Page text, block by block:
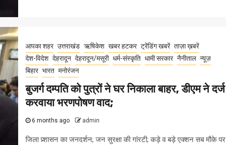
आपका शहर उत्तराखंड ऋषिकेश खबर हटकर ट्रेंडिंग खबरें ताज़ा ख़बरें
देश-विदेश देहरादून देहरादून/मसूरी धर्म-संस्कृति धामी सरकार नैनीताल न्यूज़
बिहार भारत मनोरंजन
बुजर्ग दम्पति को पुत्रों ने घर निकाला बाहर, डीएम ने दर्ज
करवाया भरणपोषण वाद;
6 months ago admin
जिला प्र्शासन का जनदर्शन; जन सुरक्षा की गांरटी; कड़े व बड़े एक्शन सब मौके पर